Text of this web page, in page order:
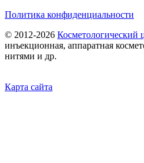
Политика конфиденциальности
© 2012-2026
инъекционная, аппаратная
нитями и др.
Карта сайта